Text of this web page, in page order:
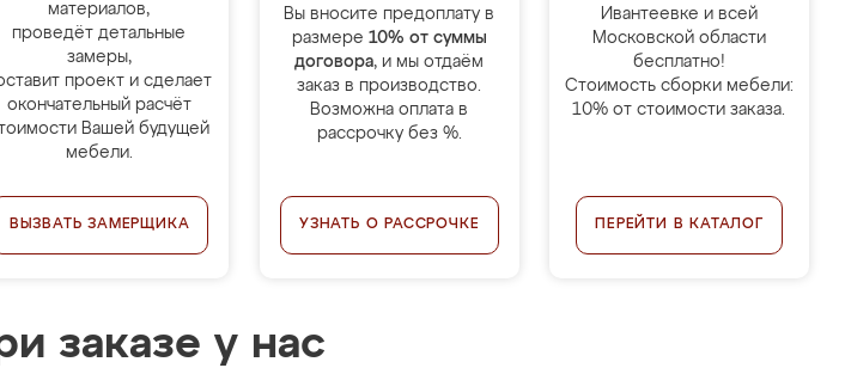
материалов,
проведёт детальные
замеры,
проект и сделает
окончательный расчёт
Вашей будущей
мебели.
ВЫЗВАТЬ ЗАМЕРЩИКА
Вы вносите предоплату в
размере 10% от суммы
договора, и мы отдаём
заказ в производство.
Возможна оплата в
рассрочку без %.
УЗНАТЬ О РАССРОЧКЕ
Ивантеевке и всей
Московской области
бесплатно!
Стоимость сборки мебели:
10% от стоимости заказа.
ПЕРЕЙТИ В КАТАЛОГ
заказе у нас